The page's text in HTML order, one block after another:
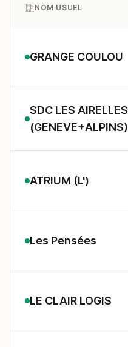
NOM USUEL
GRANGE COULOU
SDC LES AIRELLES
(GENEVE+ALPINS)
ATRIUM (L')
Les Pensées
LE CLAIR LOGIS